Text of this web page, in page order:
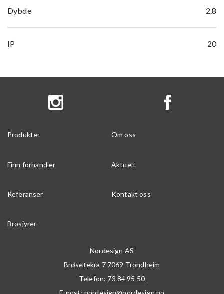
Dybde 2.8
IP 20
Produkter Om oss
Finn forhandler Aktuelt
Referanser Kontakt oss
Brosjyrer
Nordesign AS
Brøsetekra 7 7069 Trondheim
Telefon: 73 84 95 50